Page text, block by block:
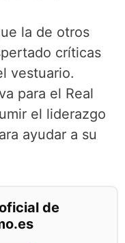
la de otros
críticas
vestuario.
para el Real
el liderazgo
ayudar a su
de